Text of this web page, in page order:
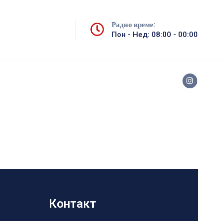
Радно време:
Пон - Нед: 08:00 - 00:00
Контакт